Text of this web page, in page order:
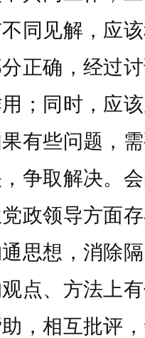
同见解，应
正确，经过
；同时，应
有些问题，
争取解决。
政领导方面
思想，消除
点、方法上
，相互批评